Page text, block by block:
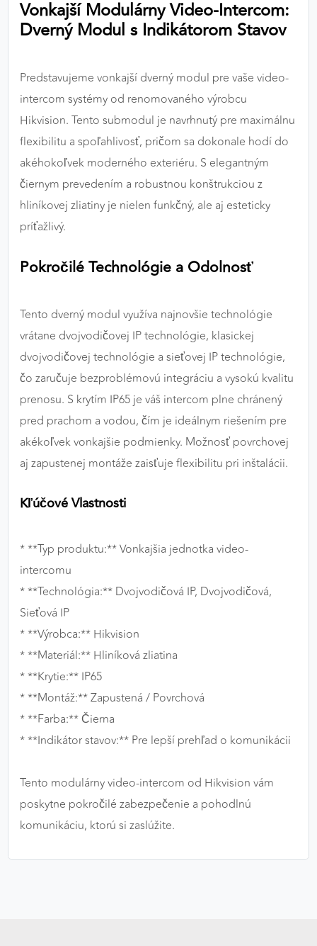
Vonkajší Modulárny Video-Intercom:
Dverný Modul s Indikátorom Stavov
Predstavujeme vonkajší dverný modul pre vaše video-
intercom systémy od renomovaného výrobcu
Hikvision. Tento submodul je navrhnutý pre maximálnu
flexibilitu a spoľahlivosť, pričom sa dokonale hodí do
akéhokoľvek moderného exteriéru. S elegantným
čiernym prevedením a robustnou konštrukciou z
hliníkovej zliatiny je nielen funkčný, ale aj esteticky
príťažlivý.
Pokročilé Technológie a Odolnosť
Tento dverný modul využíva najnovšie technológie
vrátane dvojvodičovej IP technológie, klasickej
dvojvodičovej technológie a sieťovej IP technológie,
čo zaručuje bezproblémovú integráciu a vysokú kvalitu
prenosu. S krytím IP65 je váš intercom plne chránený
pred prachom a vodou, čím je ideálnym riešením pre
akékoľvek vonkajšie podmienky. Možnosť povrchovej
aj zapustenej montáže zaisťuje flexibilitu pri inštalácii.
Kľúčové Vlastnosti
* **Typ produktu:** Vonkajšia jednotka video-
intercomu
* **Technológia:** Dvojvodičová IP, Dvojvodičová,
Sieťová IP
* **Výrobca:** Hikvision
* **Materiál:** Hliníková zliatina
* **Krytie:** IP65
* **Montáž:** Zapustená / Povrchová
* **Farba:** Čierna
* **Indikátor stavov:** Pre lepší prehľad o komunikácii
Tento modulárny video-intercom od Hikvision vám
poskytne pokročilé zabezpečenie a pohodlnú
komunikáciu, ktorú si zaslúžite.
výkon a funkčnosť našich stránok.
Poskytovateľ: Google
MARKETINGOVÉ COOKIES
správania používateľov naprieč webovými
stránkami. Umožňujú nám a našim partnerom
zobrazovať cielenú a relevantnú reklamu, a to na
našom webe aj v reklamných sieťach tretích strán.